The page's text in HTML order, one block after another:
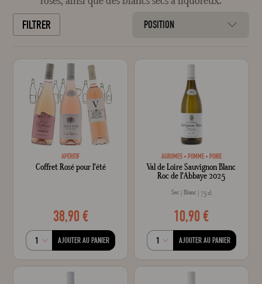
FILTRER
POSITION
APÉRITIF
Coffret Rosé pour l'été
38,90 €
AJOUTER AU PANIER
AGRUMES POMME POIRE
Val de Loire Sauvignon Blanc
Roc de l'Abbaye 2025
Sec Blanc 75 cl
10,90 €
AJOUTER AU PANIER